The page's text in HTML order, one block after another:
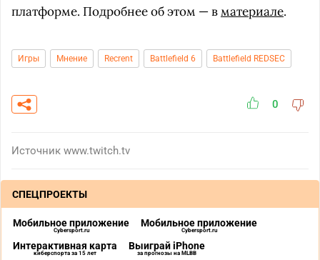
платформе. Подробнее об этом — вматериале.
Игры Мнение Recrent Battlefield 6 Battlefield REDSEC
0
Источник www.twitch.tv
СПЕЦПРОЕКТЫ
Мобильное приложение
Cybersport.ru
Мобильное приложение
Cybersport.ru
Интерактивная карта
киберспорта за 15 лет
Выиграй iPhone
за прогнозы на MLBB